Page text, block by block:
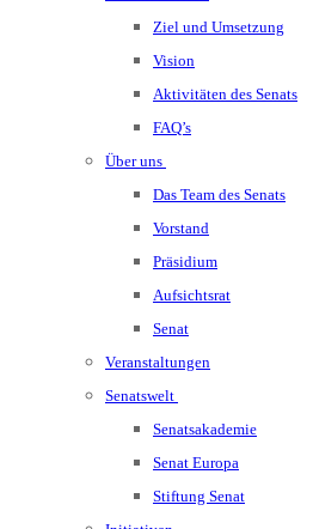
Ziel und Umsetzung
Vision
Aktivitäten des Senats
FAQ’s
Über uns
Das Team des Senats
Vorstand
Präsidium
Aufsichtsrat
Senat
Veranstaltungen
Senatswelt
Senatsakademie
Senat Europa
Stiftung Senat